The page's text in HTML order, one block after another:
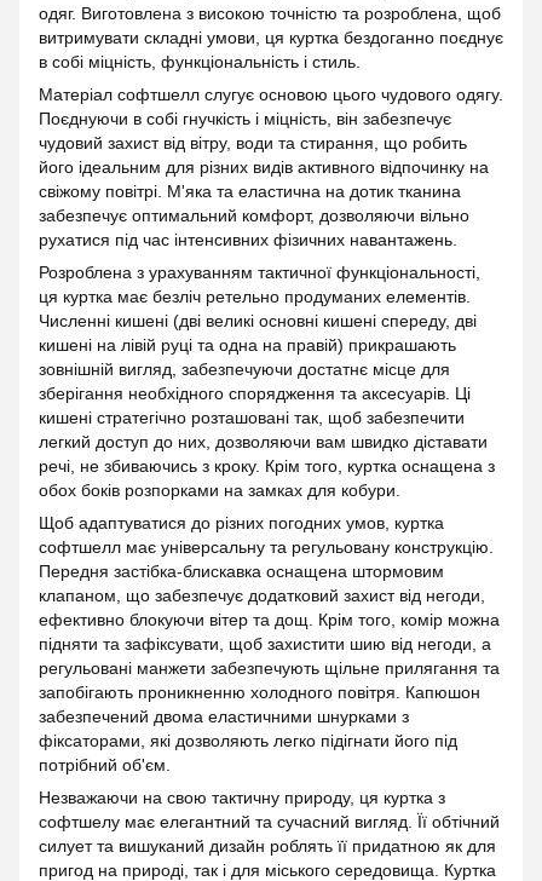
одяг. Виготовлена з високою точністю та розроблена, щоб
витримувати складні умови, ця куртка бездоганно поєднує
в собі міцність, функціональність і стиль.
Матеріал софтшелл слугує основою цього чудового одягу.
Поєднуючи в собі гнучкість і міцність, він забезпечує
чудовий захист від вітру, води та стирання, що робить
його ідеальним для різних видів активного відпочинку на
свіжому повітрі. М'яка та еластична на дотик тканина
забезпечує оптимальний комфорт, дозволяючи вільно
рухатися під час інтенсивних фізичних навантажень.
Розроблена з урахуванням тактичної функціональності,
ця куртка має безліч ретельно продуманих елементів.
Численні кишені (дві великі основні кишені спереду, дві
кишені на лівій руці та одна на правій) прикрашають
зовнішній вигляд, забезпечуючи достатнє місце для
зберігання необхідного спорядження та аксесуарів. Ці
кишені стратегічно розташовані так, щоб забезпечити
легкий доступ до них, дозволяючи вам швидко діставати
речі, не збиваючись з кроку. Крім того, куртка оснащена з
обох боків розпорками на замках для кобури.
Щоб адаптуватися до різних погодних умов, куртка
софтшелл має універсальну та регульовану конструкцію.
Передня застібка-блискавка оснащена штормовим
клапаном, що забезпечує додатковий захист від негоди,
ефективно блокуючи вітер та дощ. Крім того, комір можна
підняти та зафіксувати, щоб захистити шию від негоди, а
регульовані манжети забезпечують щільне прилягання та
запобігають проникненню холодного повітря. Капюшон
забезпечений двома еластичними шнурками з
фіксаторами, які дозволяють легко підігнати його під
потрібний об'єм.
Незважаючи на свою тактичну природу, ця куртка з
софтшелу має елегантний та сучасний вигляд. Її обтічний
силует та вишуканий дизайн роблять її придатною як для
пригод на природі, так і для міського середовища. Куртка